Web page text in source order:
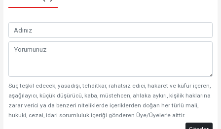
Suç teşkil edecek, yasadışı, tehditkar, rahatsız edici, hakaret ve küfür içeren,
aşağılayıcı, küçük düşürücü, kaba, müstehcen, ahlaka aykırı, kişilik haklarına
zarar verici ya da benzeri niteliklerde içeriklerden doğan her türlü mali,
hukuki, cezai, idari sorumluluk içeriği gönderen Üye/Üyeler’e aittir.